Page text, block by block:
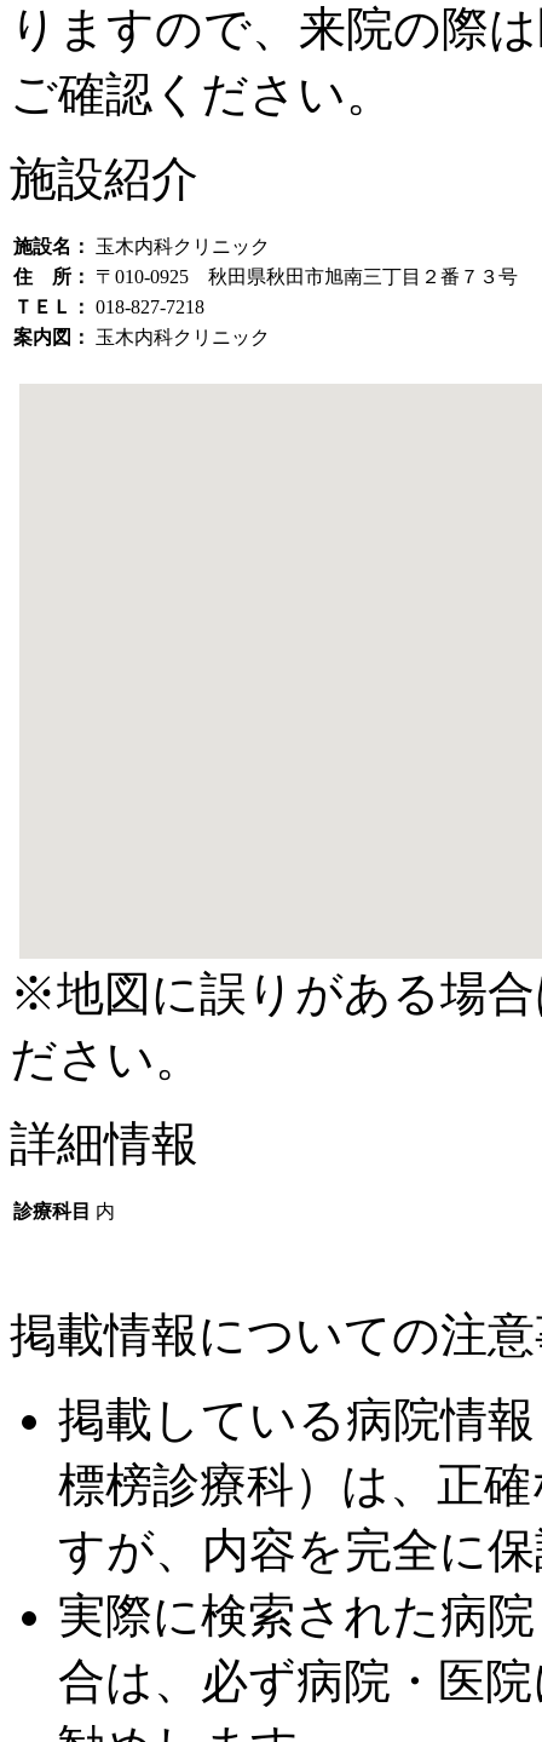
りますので、来院の際
ご確認ください。
施設紹介
施設名：
玉木内科クリニック
住 所：
〒010-0925 秋田県秋田市旭南三丁目２番７３号
ＴＥＬ： 018-827-7218
案内図：
玉木内科クリニック
※地図に誤りがある場
ださい。
詳細情報
診療科目 内
掲載情報についての注
掲載している病院情
標榜診療科）は、正
すが、内容を完全に
実際に検索された病
合は、必ず病院・医